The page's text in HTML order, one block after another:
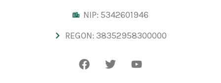
NIP: 5342601946
REGON: 38352958300000